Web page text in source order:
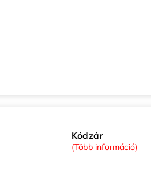
Kódzár
(Több információ)